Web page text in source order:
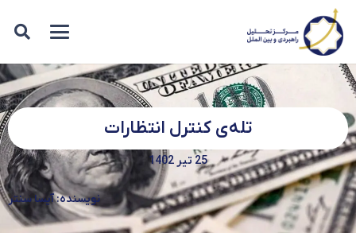
تله‌ی کنترل انتظارات
25 تیر 1402
نویسنده: آیسا سنتر